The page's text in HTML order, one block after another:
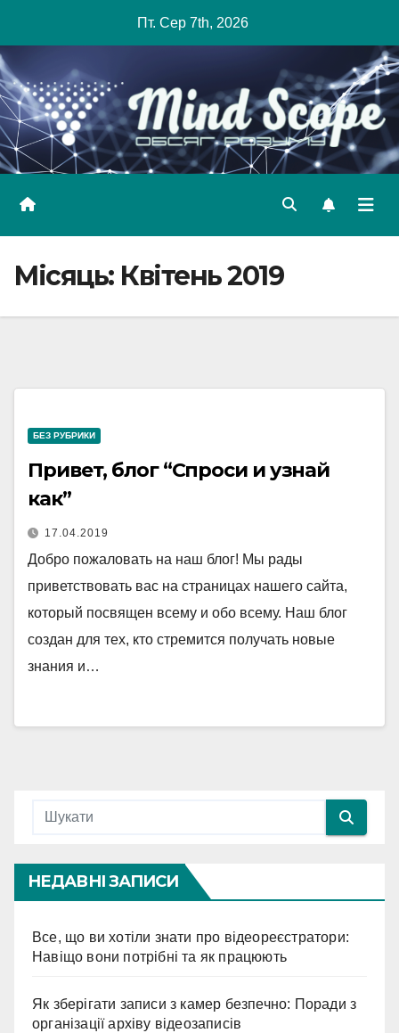
content
Пт. Сер 7th, 2026
Місяць: Квітень 2019
БЕЗ РУБРИКИ
Привет, блог “Спроси и узнай
как”
17.04.2019
Добро пожаловать на наш блог! Мы рады
приветствовать вас на страницах нашего сайта,
который посвящен всему и обо всему. Наш блог
создан для тех, кто стремится получать новые
знания и…
НЕДАВНІ ЗАПИСИ
Все, що ви хотіли знати про відеореєстратори:
Навіщо вони потрібні та як працюють
Як зберігати записи з камер безпечно: Поради з
організації архіву відеозаписів